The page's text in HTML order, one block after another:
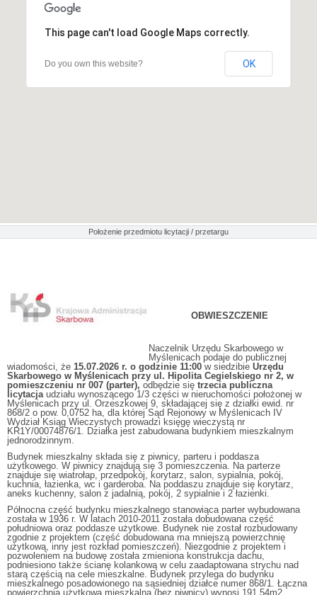
This page can't load Google Maps correctly.
Do you own this website? OK
Położenie przedmiotu licytacji / przetargu
OBWIESZCZENIE
Naczelnik Urzędu Skarbowego w
Myślenicach podaje do publicznej
wiadomości, że 15.07.2026 r. o godzinie 11:00 w siedzibie Urzędu
Skarbowego w Myślenicach przy ul. Hipolita Cegielskiego nr 2, w
pomieszczeniu nr 007 (parter), odbędzie się trzecia publiczna
licytacja udziału wynoszącego 1/3 części w nieruchomości położonej w
Myślenicach przy ul. Orzeszkowej 9, składającej się z działki ewid. nr
868/2 o pow. 0,0752 ha, dla której Sąd Rejonowy w Myślenicach IV
Wydział Ksiąg Wieczystych prowadzi księgę wieczystą nr
KR1Y/00074876/1. Działka jest zabudowana budynkiem mieszkalnym
jednorodzinnym.
Budynek mieszkalny składa się z piwnicy, parteru i poddasza
użytkowego. W piwnicy znajdują się 3 pomieszczenia. Na parterze
znajduje się wiatrołap, przedpokój, korytarz, salon, sypialnia, pokój,
kuchnia, łazienka, wc i garderoba. Na poddaszu znajduje się korytarz,
aneks kuchenny, salon z jadalnią, pokój, 2 sypialnie i 2 łazienki.
Północna część budynku mieszkalnego stanowiąca parter wybudowana
została w 1936 r. W latach 2010-2011 została dobudowana część
południowa oraz poddasze użytkowe. Budynek nie został rozbudowany
zgodnie z projektem (część dobudowana ma mniejszą powierzchnię
użytkową, inny jest rozkład pomieszczeń). Niezgodnie z projektem i
pozwoleniem na budowę została zmieniona konstrukcja dachu,
podniesiono także ścianę kolankową w celu zaadaptowana strychu nad
starą częścią na cele mieszkalne. Budynek przylega do budynku
mieszkalnego posadowionego na sąsiedniej działce numer 868/1. Łączna
powierzchnia użytkowa mieszkalna (bez piwnicy) wynosi 191,54m2.